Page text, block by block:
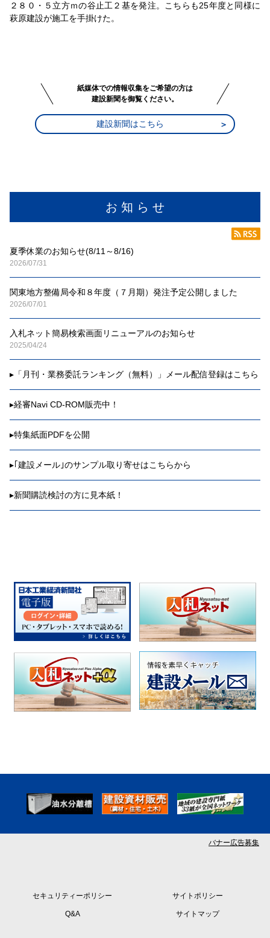
お 知 ら せ
夏季休業のお知らせ(8/11～8/16)
2026/07/31
関東地方整備局令和８年度（７月期）発注予定公開しました
2026/07/01
入札ネット簡易検索画面リニューアルのお知らせ
2025/04/24
▸ 「月刊・業務委託ランキング（無料）」メール配信登録はこちら
▸経審Navi CD-ROM販売中！
▸特集紙面PDFを公開
▸ ｢建設メール｣のサンプル取り寄せはこちらから
▸新聞購読検討の方に見本紙！
２８０・５立方ｍの谷止工２基を発注。こちらも25年度と同様に
萩原建設が施工を手掛けた。
紙媒体での情報収集をご希望の方は
建設新聞を御覧ください。
建設新聞はこちら
バナー広告募集
セキュリティーポリシー サイトポリシー
Q&A サイトマップ